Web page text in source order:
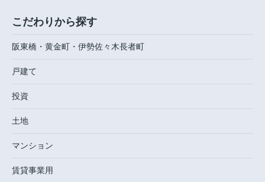
こだわりから探す
阪東橋・黄金町・伊勢佐々木長者町
戸建て
投資
土地
マンション
賃貸事業用